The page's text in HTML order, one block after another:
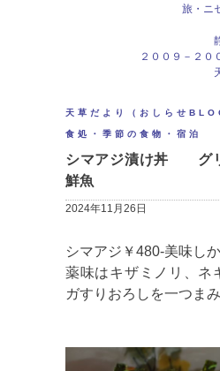
天草だより（おしらせ
食処・季節の食物・宿泊
シマアジ漬け丼 グ
鮮魚
2024年11月26日
シマアジ￥480-美味し
薬味はキザミノリ、ネ
ガすりおろしを一つまみ
旅・
２００９－２０